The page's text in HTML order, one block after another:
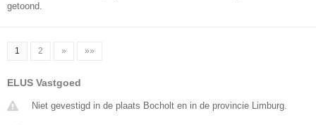
getoond.
1 2 » »»
ELUS Vastgoed
Niet gevestigd in de plaats Bocholt en in de provincie Limburg.